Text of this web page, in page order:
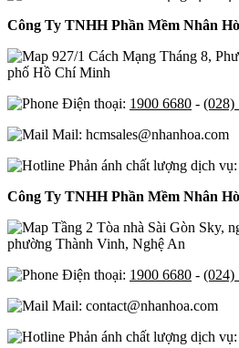
Công Ty TNHH Phần Mềm Nhân
927/1 Cách Mạng Tháng 8,
phố Hồ Chí Minh
Điện thoại: 1900 6680 - (028)
Mail: hcmsales@nhanhoa.com
Phản ánh chất lượng dịch vụ:
Công Ty TNHH Phần Mềm Nhân
Tầng 2 Tòa nhà Sài Gòn Sky,
phường Thành Vinh, Nghệ An
Điện thoại: 1900 6680 - (024)
Mail: contact@nhanhoa.com
Phản ánh chất lượng dịch vụ: